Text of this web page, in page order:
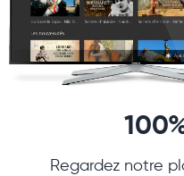
Regardez notre